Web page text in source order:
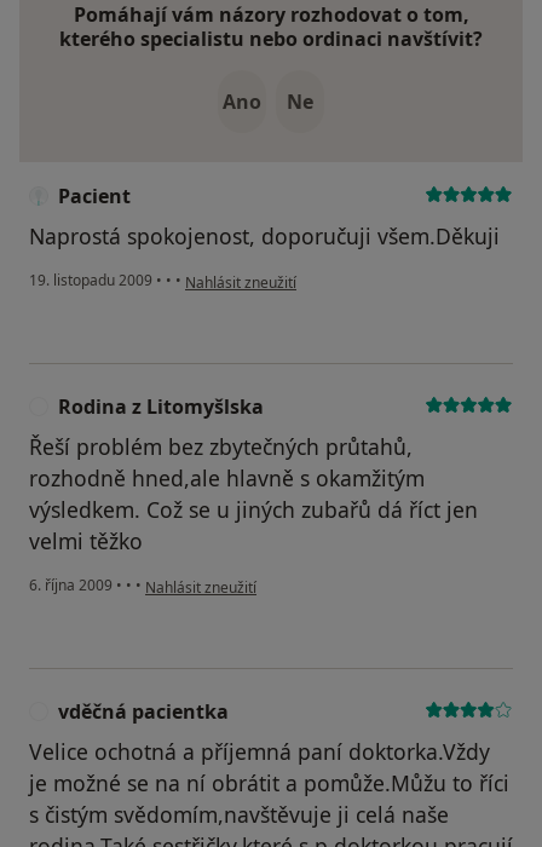
Pomáhají vám názory rozhodovat o tom,
kterého specialistu nebo ordinaci navštívit?
Ano Ne
Pacient
Naprostá spokojenost, doporučuji všem.Děkuji
19. listopadu 2009 • • • podle názoru uživatele Pacient
Nahlásit zneužití
Rodina z Litomyšlska
Řeší problém bez zbytečných průtahů,
rozhodně hned,ale hlavně s okamžitým
výsledkem. Což se u jiných zubařů dá říct jen
velmi těžko
6. října 2009 • • • podle názoru uživatele Rodina z Litomyšlska
Nahlásit zneužití
vděčná pacientka
Velice ochotná a příjemná paní doktorka.Vždy
je možné se na ní obrátit a pomůže.Můžu to říci
s čistým svědomím,navštěvuje ji celá naše